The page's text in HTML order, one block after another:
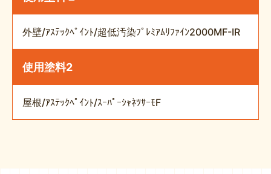
外壁/ｱｽﾃｯｸﾍﾟｲﾝﾄ/超低汚染ﾌﾟﾚﾐｱﾑﾘﾌｧｲﾝ2000MF-IR
使用塗料2
屋根/ｱｽﾃｯｸﾍﾟｲﾝﾄ/ｽｰﾊﾟｰｼｬﾈﾂｻｰﾓF